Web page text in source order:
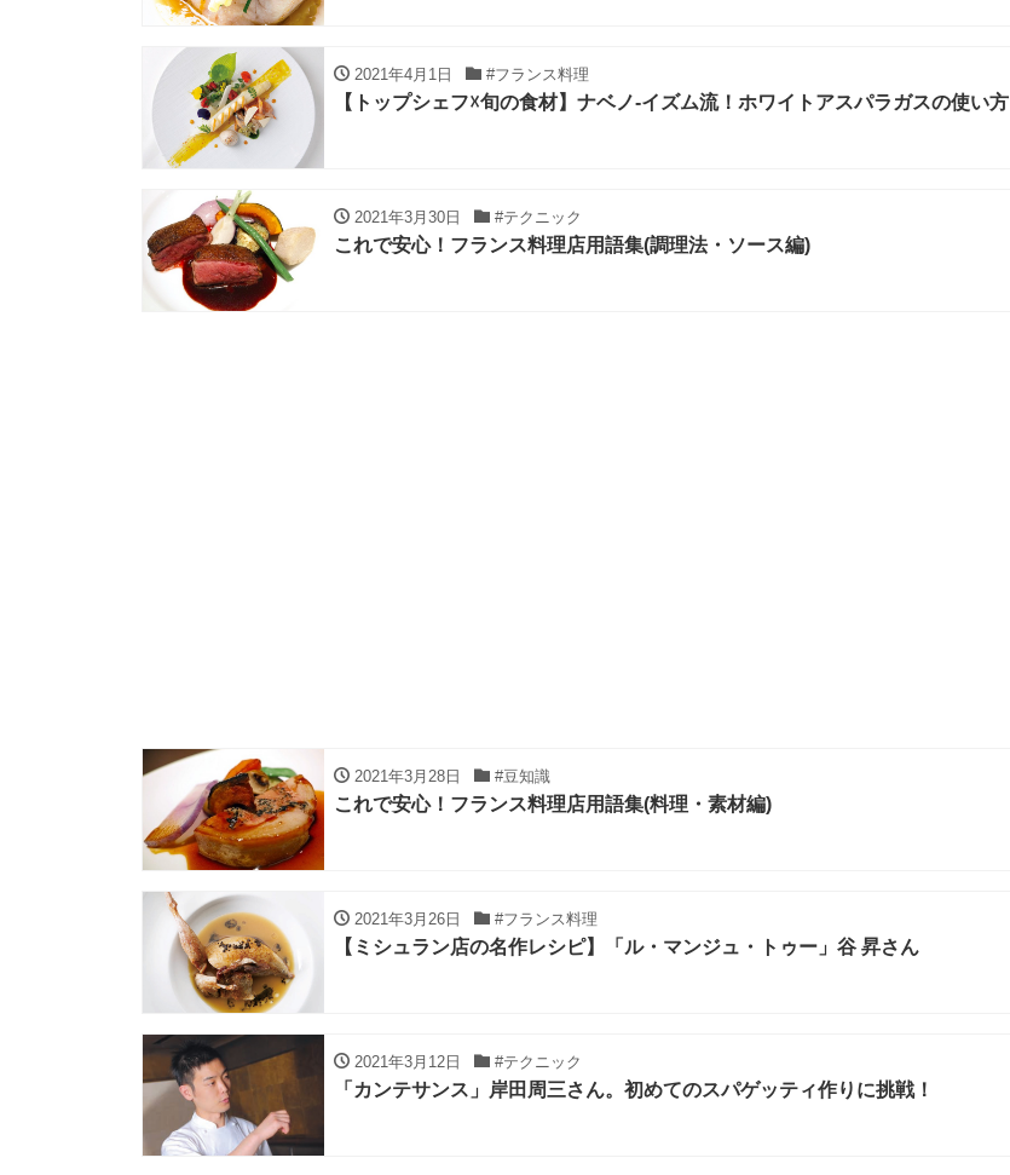
2021年4月1日 #フランス料理
【トップシェフ☓旬の食材】ナベノ‐イズム流！ホワイトアスパラガスの使い方
2021年3月30日 #テクニック
これで安心！フランス料理店用語集(調理法・ソース編)
2021年3月28日 #豆知識
これで安心！フランス料理店用語集(料理・素材編)
2021年3月26日 #フランス料理
【ミシュラン店の名作レシピ】「ル・マンジュ・トゥー」谷 昇さん
2021年3月12日 #テクニック
「カンテサンス」岸田周三さん。初めてのスパゲッティ作りに挑戦！